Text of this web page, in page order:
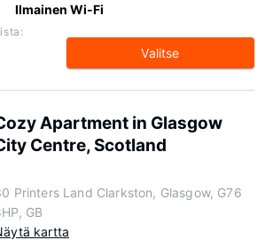
Ilmainen Wi-Fi
Valitse
Apartment in Glasgow
Centre, Scotland
Printers Land Clarkston, Glasgow, G76
GB
kartta